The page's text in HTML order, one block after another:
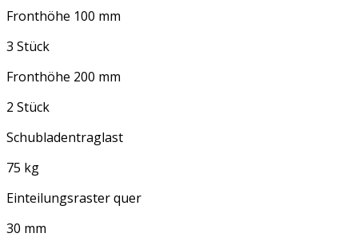
Fronthöhe 100 mm
3 Stück
Fronthöhe 200 mm
2 Stück
Schubladentraglast
75 kg
Einteilungsraster quer
30 mm